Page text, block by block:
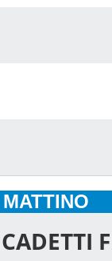
CADETTI